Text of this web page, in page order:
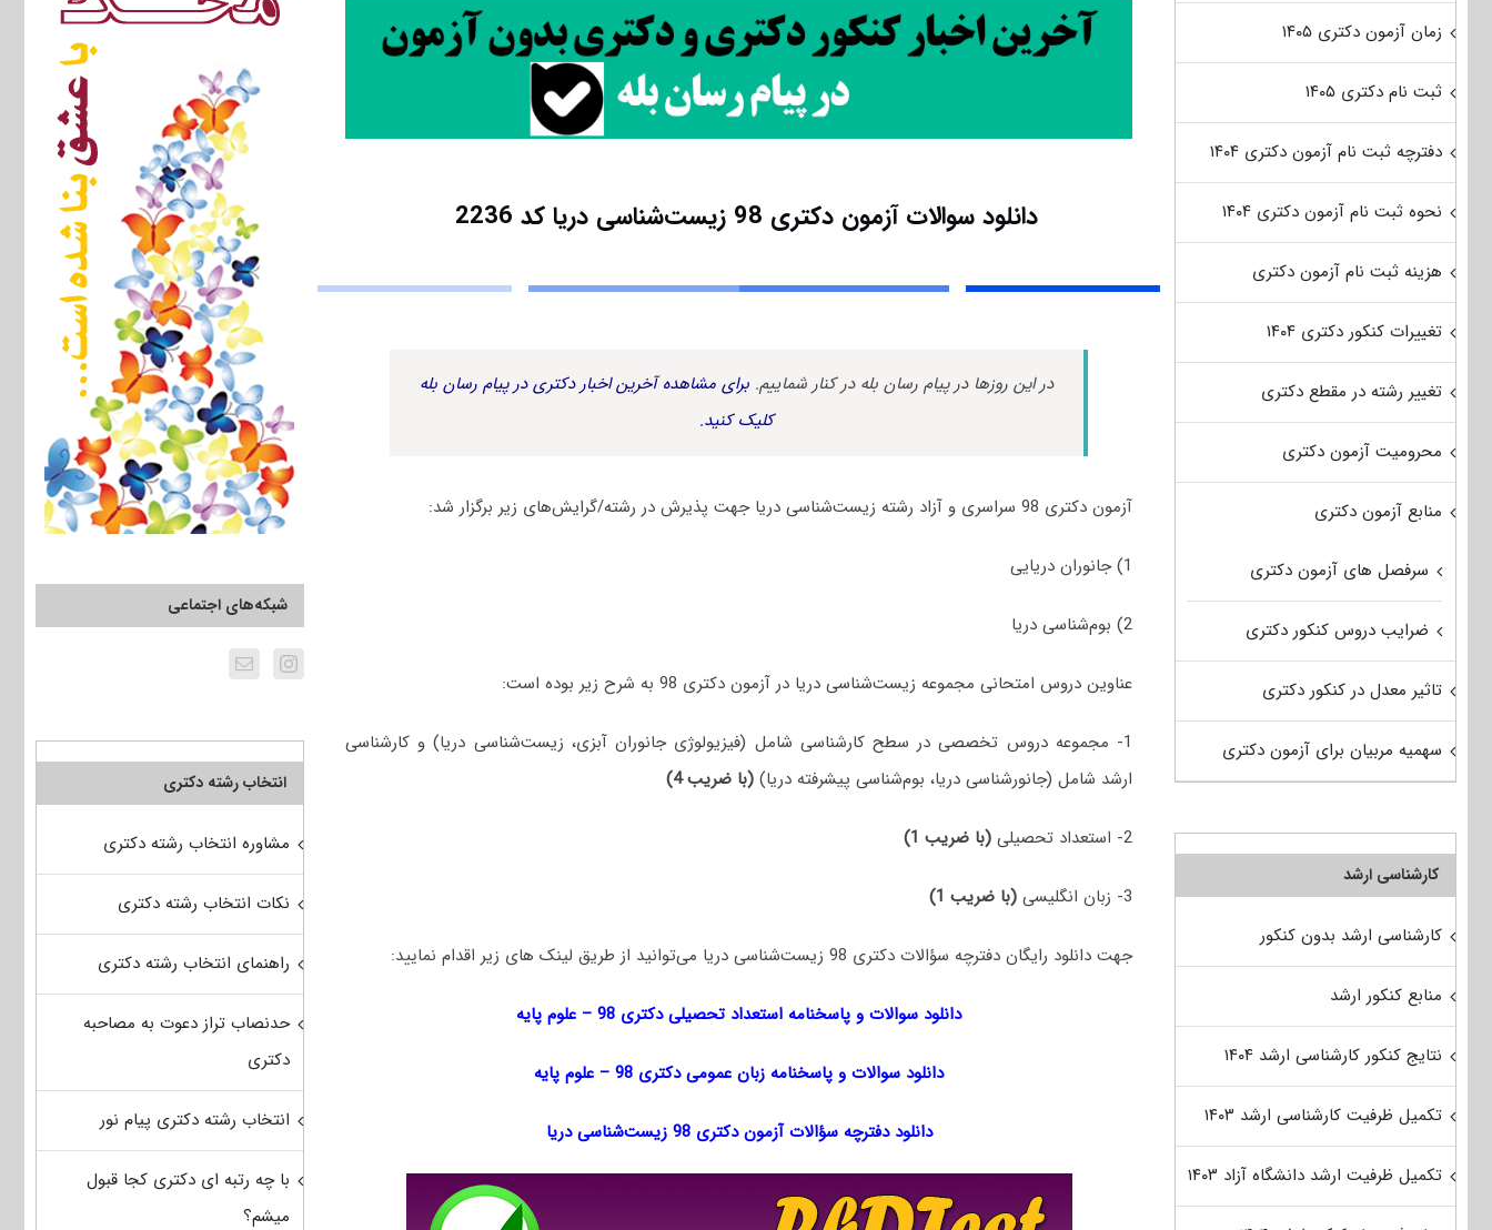
دانلود سوالات آزمون دکتری 98 زیست‌شناسی دریا کد 2236
در این روزها در پیام رسان بله در کنار شماییم. برای مشاهده آخرین اخبار دکتری در پیام رسان بله
کلیک کنید.
آزمون دکتری 98 سراسری و آزاد رشته زیست‌شناسی دریا جهت پذیرش در رشته/گرایش‌های زیر برگزار شد:
1) جانوران دریایی
2) بوم‌شناسی دریا
عناوین دروس امتحانی مجموعه زیست‌شناسی دریا در آزمون دکتری 98 به شرح زیر بوده است:
1- مجموعه دروس تخصصی در سطح کارشناسی شامل (فیزیولوژی جانوران آبزی، زیست‌شناسی دریا) و کارشناسی
ارشد شامل (جانورشناسی دریا، بوم‌شناسی پیشرفته دریا) (با ضریب 4)
2- استعداد تحصیلی (با ضریب 1)
3- زبان انگلیسی (با ضریب 1)
جهت دانلود رایگان دفترچه سؤالات دکتری 98 زیست‌شناسی دریا می‌توانید از طریق لینک های زیر اقدام نمایید:
دانلود سوالات و پاسخنامه استعداد تحصیلی دکتری 98 – علوم پایه
دانلود سوالات و پاسخنامه زبان عمومی دکتری 98 – علوم پایه
دانلود دفترچه سؤالات آزمون دکتری 98 زیست‌شناسی دریا
شبکه‌های اجتماعی
انتخاب رشته دکتری
مشاوره انتخاب رشته دکتری
نکات انتخاب رشته دکتری
راهنمای انتخاب رشته دکتری
حدنصاب تراز دعوت به مصاحبه
دکتری
انتخاب رشته دکتری پیام نور
با چه رتبه ای دکتری کجا قبول
میشم؟
زمان آزمون دکتری ۱۴۰۵
ثبت نام دکتری ۱۴۰۵
دفترچه ثبت نام آزمون دکتری ۱۴۰۴
نحوه ثبت نام آزمون دکتری ۱۴۰۴
هزینه ثبت نام آزمون دکتری
تغییرات کنکور دکتری ۱۴۰۴
تغییر رشته در مقطع دکتری
محرومیت آزمون دکتری
منابع آزمون دکتری
سرفصل های آزمون دکتری
ضرایب دروس کنکور دکتری
تاثیر معدل در کنکور دکتری
سهمیه مربیان برای آزمون دکتری
کارشناسی ارشد
کارشناسی ارشد بدون کنکور
منابع کنکور ارشد
نتایج کنکور کارشناسی ارشد ۱۴۰۴
تکمیل ظرفیت کارشناسی ارشد ۱۴۰۳
تکمیل ظرفیت ارشد دانشگاه آزاد ۱۴۰۳